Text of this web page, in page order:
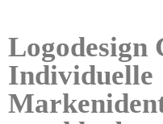
Logodesign
Individuelle